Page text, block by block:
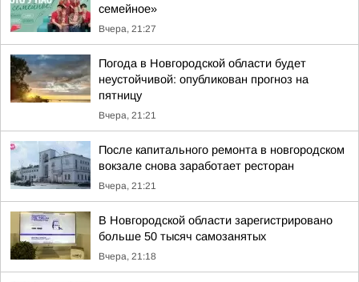
семейное»
Вчера, 21:27
Погода в Новгородской области будет
неустойчивой: опубликован прогноз на
пятницу
Вчера, 21:21
После капитального ремонта в новгородском
вокзале снова заработает ресторан
Вчера, 21:21
В Новгородской области зарегистрировано
больше 50 тысяч самозанятых
Вчера, 21:18